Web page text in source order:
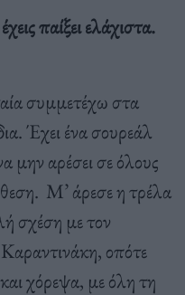
παίξει ελάχιστα.
συμμετέχω στα
Έχει ένα σουρεάλ
μην αρέσει σε όλους
Μ’ άρεσε η τρέλα
σχέση με τον
οπότε
χόρεψα, με όλη τη